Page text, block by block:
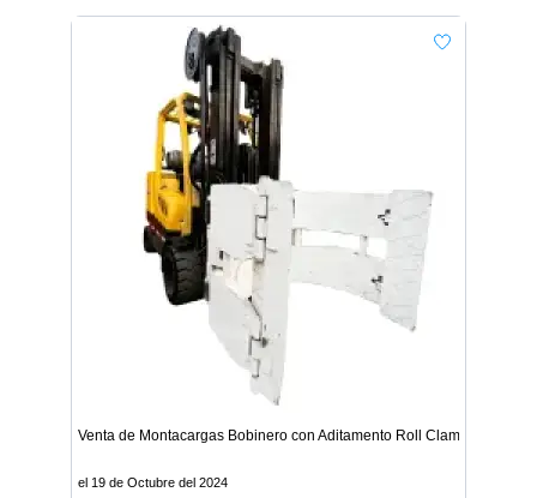
Venta de Montacargas Bobinero con Aditamento Roll Clamp - Lima
el 19 de Octubre del 2024